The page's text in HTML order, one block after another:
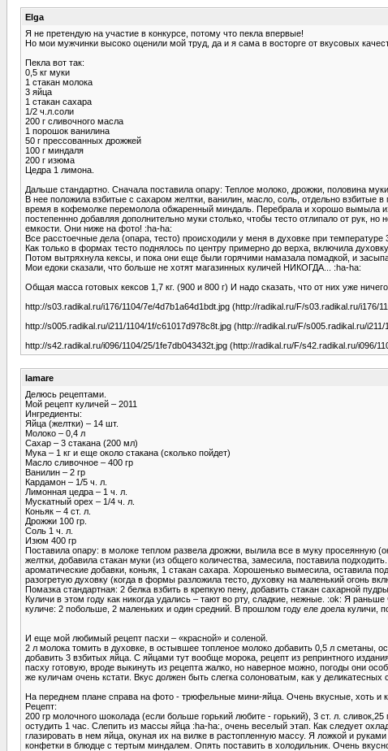
Elga
Я не претендую на участие в конкурсе, потому что пекла впервые!
Но мои мужчинки высоко оценили мой труд, да и я сама в восторге от вкусовых
Пекла вот так:
0,5 кг муки
1 стакан молока
3 яйца
1 стакан сахара
1/2 ч.л.соли
200 г сливочного масла
1 порошок ванилина
50 г прессованных дрожжей
100 г миндаля
200 г изюма
Цедра 1 лимона.
Дальше стандартно. Сначала поставила опару: Теплое молоко, дрожжи, половина
В нее положила взбитые с сахаром желтки, ванилин, масло, соль, отдельно взбитые
время в кофемолке перемолола обжаренный миндаль. Перебрала и хорошо вымыла
постепеннно добавляя дополнительно муки столько, чтобы тесто отлипало от рук,
емкости. Они ниже на фото! :ha-ha:
Все расстоечные дела (опара, тесто) происходили у меня в духовке при
Как только в формах тесто поднялось по центру примерно до верха, включила
Потом вытряхнула кексы, и пока они еще были горячими намазала помадкой, и
Мои едоки сказали, что больше не хотят магазинных куличей НИКОГДА... :ha-ha:
Общая масса готовых кексов 1,7 кг. (900 и 800 г) И надо сказать, что от них уже
http://s03.radikal.ru/i176/1104/7e/4d7b1a64d1bdt.jpg (http://radikal.ru/F/s03.radikal.ru/i176/
http://s005.radikal.ru/i211/1104/1f/c61017d978c8t.jpg (http://radikal.ru/F/s005.radikal.ru/
http://s42.radikal.ru/i096/1104/25/1fe7db043432t.jpg (http://radikal.ru/F/s42.radikal.ru/i096/
lamare
Делюсь рецептами.
Мой рецепт куличей – 2011
Ингредиенты:
Яйца (желтки) – 14 шт.
Молоко – 0,4 л
Сахар – 3 стакана (200 мл)
Мука – 1 кг и еще около стакана (сколько пойдет)
Масло сливочное – 400 гр
Ванилин – 2 гр
Кардамон – 1/5 ч. л.
Лимонная цедра – 1 ч. л.
Мускатный орех – 1/4 ч. л.
Коньяк – 4 ст. л.
Дрожжи 100 гр.
Соль 1 ч. л.
Изюм 400 гр
Поставила опару: в молоке теплом развела дрожжи, вылила все в муку просеянную
желтки, добавила стакан муки (из общего количества, замесила, поставила
ароматические добавки, коньяк, 1 стакан сахара. Хорошенько вымесила,
разогретую духовку (когда в формы разложила тесто, духовку на маленький огонь
Помазка стандартная: 2 белка взбить в крепкую пену, добавить стакан сахарной
Куличи в этом году как никогда удались – тают во рту, сладкие, нежные. :ok: Я
куличе: 2 побольше, 2 маленьких и один средний. В прошлом году еле доела куличи,
И еще мой любимый рецепт пасхи – «красной» и соленой.
2 л молока томить в духовке, в остывшее топленое молоко добавить 0,5 л сметаны,
добавить 3 взбитых яйца. С яйцами тут вообще морока, рецепт из репринтного
пасху готовую, вроде выкинуть из рецепта жалко, но наверное можно, погоды они
же куличам очень кстати. Вкус должен быть слегка солоноватым, как у
На переднем плане справа на фото - трюфельные мини-яйца. Очень вкусные, хоть и
Рецепт:
200 гр молочного шоколада (если больше горький любите - горький), 3 ст. л.
остудить 1 час. Слепить из массы яйца :ha-ha:, очень веселый этап. Как следует
глазировать в нем яйца, окуная их на вилке в растопленную массу. Я ложкой и
конфетки в блюдце с тертым миндалем. Опять поставить в холодильник. Очень